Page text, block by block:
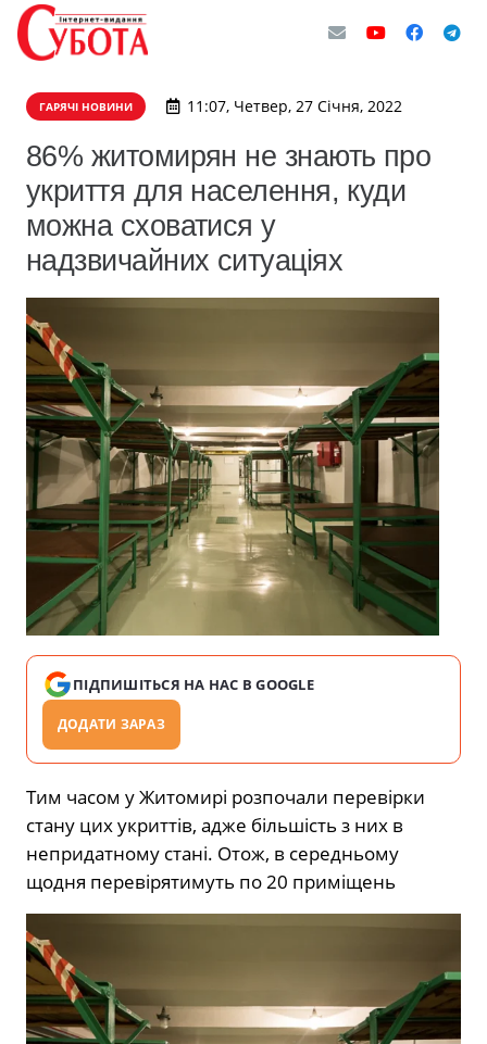
ГАРЯЧІ НОВИНИ 11:07, Четвер, 27 Січня, 2022
86% житомирян не знають про
укриття для населення, куди
можна сховатися у
надзвичайних ситуаціях
ПІДПИШІТЬСЯ НА НАС В GOOGLE
ДОДАТИ ЗАРАЗ
Тим часом у Житомирі розпочали перевірки
стану цих укриттів, адже більшість з них в
непридатному стані. Отож, в середньому
щодня перевірятимуть по 20 приміщень